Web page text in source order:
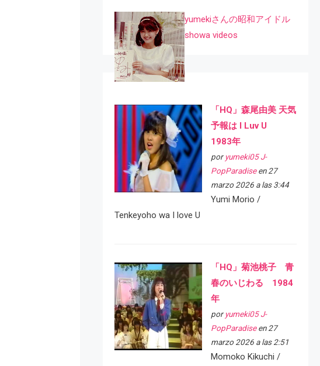
yumekiさんの昭和アイドル
showa videos
「HQ」森尾由美 天気
予報は I Luv U
1983年
por yumeki05 J-
PopParadiseen 27
marzo 2026 a las 3:44
Yumi Morio /
Tenkeyoho wa I love U
「HQ」菊池桃子 青
春のいじわる 1984
年
por yumeki05 J-
PopParadiseen 27
marzo 2026 a las 2:51
Momoko Kikuchi /